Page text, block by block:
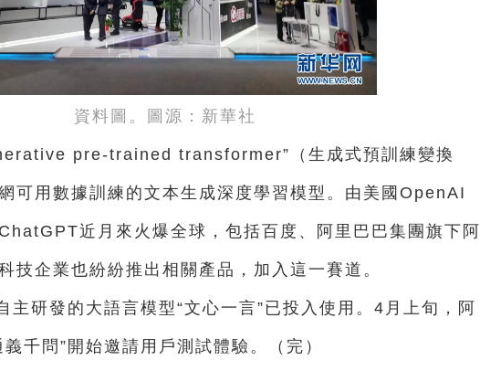
資料圖。圖源：新華社
pre-trained transformer”（生成式預訓練變換
可用數據訓練的文本生成深度學習模型。由美國OpenAI
近月來火爆全球，包括百度、阿里巴巴集團旗下阿
技企業也紛紛推出相關產品，加入這一賽道。
主研發的大語言模型“文心一言”已投入使用。4月上旬，阿
千問”開始邀請用戶測試體驗。（完）